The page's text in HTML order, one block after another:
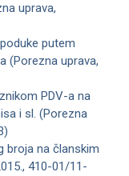
uprava,
putem
(Porezna uprava,
PDV-a na
i sl. (Porezna
broja na članskim
410-01/11-